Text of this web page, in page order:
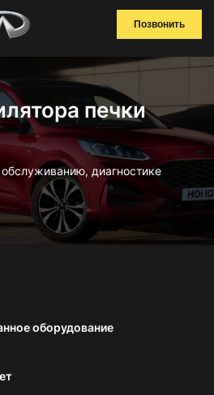
Позвонить
печки
диагностике
оборудование